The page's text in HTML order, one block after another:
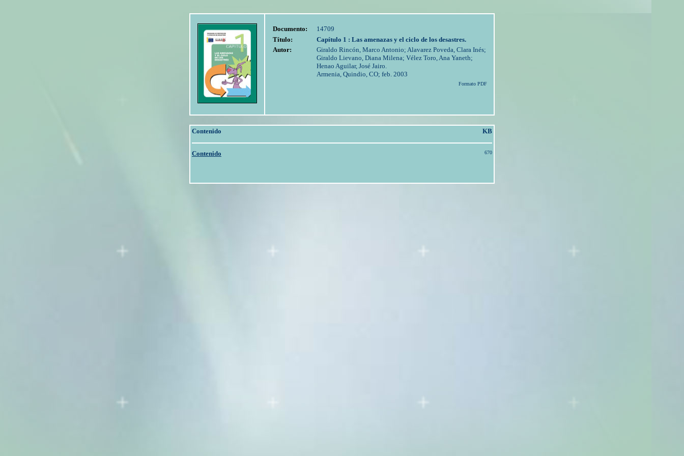
Documento:
14709
Título:
Capítulo 1 : Las amenazas y el ciclo de los desastres.
Autor:
Giraldo Rincón, Marco Antonio; Alavarez Poveda, Clara Inés;
Giraldo Lievano, Diana Milena; Vélez Toro, Ana Yaneth;
Henao Aguilar, José Jairo.
Armenia, Quindio, CO; feb. 2003
Formato PDF
Contenido KB
Contenido 670